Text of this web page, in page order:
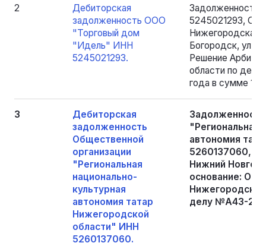
2
Дебиторская
задолженность ООО
"Торговый дом
"Идель" ИНН
5245021293.
5245021293,
Нижегородская
Богородск, ул.
Решение
области по
года в сумме 10
3
Дебиторская
задолженность
Общественной
организации
"Региональная
национально-
культурная
автономия татар
Нижегородской
области" ИНН
5260137060.
"Региональная
автономия
5260137060,
Нижний
основание:
делу №А43-